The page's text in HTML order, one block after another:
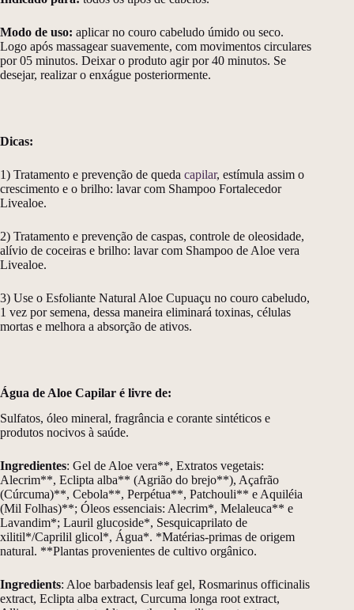
Modo de uso: aplicar no couro cabeludo úmido ou seco.
Logo após massagear suavemente, com movimentos circulares
por 05 minutos. Deixar o produto agir por 40 minutos. Se
desejar, realizar o enxágue posteriormente.
Dicas:
1) Tratamento e prevenção de queda capilar, estímula assim o
crescimento e o brilho: lavar com Shampoo Fortalecedor
Livealoe.
2) Tratamento e prevenção de caspas, controle de oleosidade,
alívio de coceiras e brilho: lavar com Shampoo de Aloe vera
Livealoe.
3) Use o Esfoliante Natural Aloe Cupuaçu no couro cabeludo,
1 vez por semena, dessa maneira eliminará toxinas, células
mortas e melhora a absorção de ativos.
Água de Aloe Capilar é livre de:
Sulfatos, óleo mineral, fragrância e corante sintéticos e
produtos nocivos à saúde.
Ingredientes: Gel de Aloe vera**, Extratos vegetais:
Alecrim**, Eclipta alba** (Agrião do brejo**), Açafrão
(Cúrcuma)**, Cebola**, Perpétua**, Patchouli** e Aquiléia
(Mil Folhas)**; Óleos essenciais: Alecrim*, Melaleuca** e
Lavandim*; Lauril glucoside*, Sesquicaprilato de
xilitil*/Caprilil glicol*, Água*. *Matérias-primas de origem
natural. **Plantas provenientes de cultivo orgânico.
Ingredients: Aloe barbadensis leaf gel, Rosmarinus officinalis
extract, Eclipta alba extract, Curcuma longa root extract,